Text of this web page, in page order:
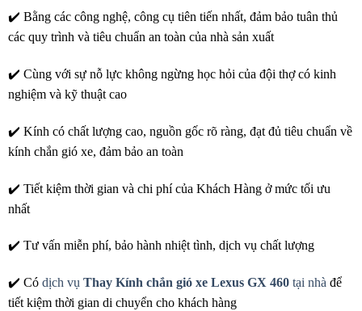
✔️ Bằng các công nghệ, công cụ tiên tiến nhất, đảm bảo tuân thủ
các quy trình và tiêu chuẩn an toàn của nhà sản xuất
✔️ Cùng với sự nỗ lực không ngừng học hỏi của đội thợ có kinh
nghiệm và kỹ thuật cao
✔️ Kính có chất lượng cao, nguồn gốc rõ ràng, đạt đủ tiêu chuẩn về
kính chắn gió xe, đảm bảo an toàn
✔️ Tiết kiệm thời gian và chi phí của Khách Hàng ở mức tối ưu
nhất
✔️ Tư vấn miễn phí, bảo hành nhiệt tình, dịch vụ chất lượng
✔️ Có dịch vụ Thay Kính chắn gió xe Lexus GX 460 tại nhà để
tiết kiệm thời gian di chuyển cho khách hàng